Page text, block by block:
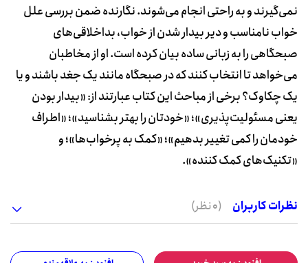
نمی‌گیرند و به راحتی انجام می‌شوند. نگارنده ضمن بررسی علل
خواب نامناسب و دیر بیدار شدن از خواب، بداخلاقی‌های
صبحگاهی را به زبانی ساده‌ بیان کرده است. او از مخاطبان
می‌خواهد تا انتخاب کنند که در صبحگاه مانند یک جغد باشند و یا
یک چکاوک؟ برخی از مباحث این کتاب عبارتند از: «بیدار بودن
یعنی مسئولیت‌پذیری»؛ «خودتان را بهتر بشناسید»؛ «اطراف
خودمان را کمی تغییر بدهیم»؛ «کمک به پرخواب‌ها»؛ و
«تکنیک‌های کمک کننده».
نظرات کاربران (0 نظر)